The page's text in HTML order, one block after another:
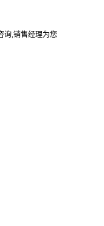
询,销售经理为您